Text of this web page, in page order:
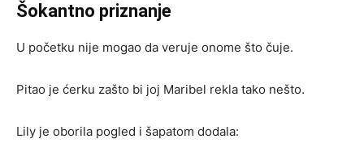
Šokantno priznanje
U početku nije mogao da veruje onome što čuje.
Pitao je ćerku zašto bi joj Maribel rekla tako nešto.
Lily je oborila pogled i šapatom dodala: